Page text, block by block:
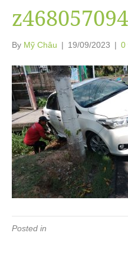
By Mỹ Châu | 19/09/2023 | 0
Posted in